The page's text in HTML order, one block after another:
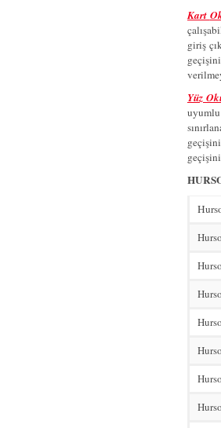
Kart
giriş
Yüz